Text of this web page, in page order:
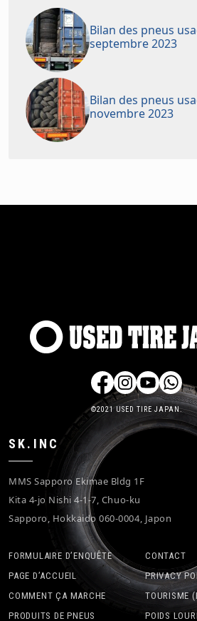
Bilan des pneus
septembre 2023
Bilan des pneus
novembre 2023
SK.INC
MMS Sapporo Ekimae Bldg 1F
Kita 4-jo Nishi 4-1-7, Chuo-ku
Sapporo, Hokkaido 060-0004, Japon
©2021 USED TIRE JAPAN.
FORMULAIRE D’ENQUÊTE
PAGE D’ACCUEIL
COMMENT ÇA MARCHE
PRODUITS DE PNEUS
CONTACT
PRIVACY
TOURISME
POIDS